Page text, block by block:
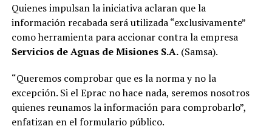
Quienes impulsan la iniciativa aclaran que la
información recabada será utilizada “exclusivamente”
como herramienta para accionar contra la empresa
Servicios de Aguas de Misiones S.A.(Samsa).
“Queremos comprobar que es la norma y no la
excepción. Si el Eprac no hace nada, seremos nosotros
quienes reunamos la información para comprobarlo”,
enfatizan en el formulario público.